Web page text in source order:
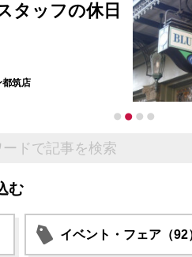
タッフの休日
都筑店
む
イベント・フェア（92